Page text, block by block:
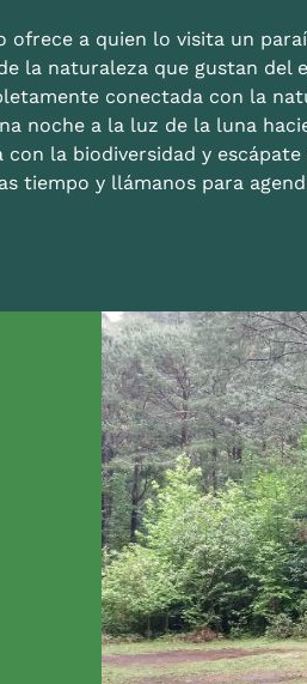
ofrece a quien lo visita un
la naturaleza que gustan del
conectada con la
noche a la luz de la luna
con la biodiversidad y
tiempo y llámanos para